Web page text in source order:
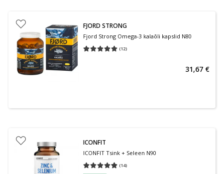
FJORD STRONG
Fjord Strong Omega-3 kalaõli kapslid N80
(12)
Keskmine hinnang 5.00
31,67 €
ICONFIT
ICONFIT Tsink + Seleen N90
(14)
Keskmine hinnang 4.79